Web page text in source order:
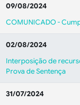
09/08/2024
COMUNICADO -
02/08/2024
Interposição de
Prova de Sentença
31/07/2024